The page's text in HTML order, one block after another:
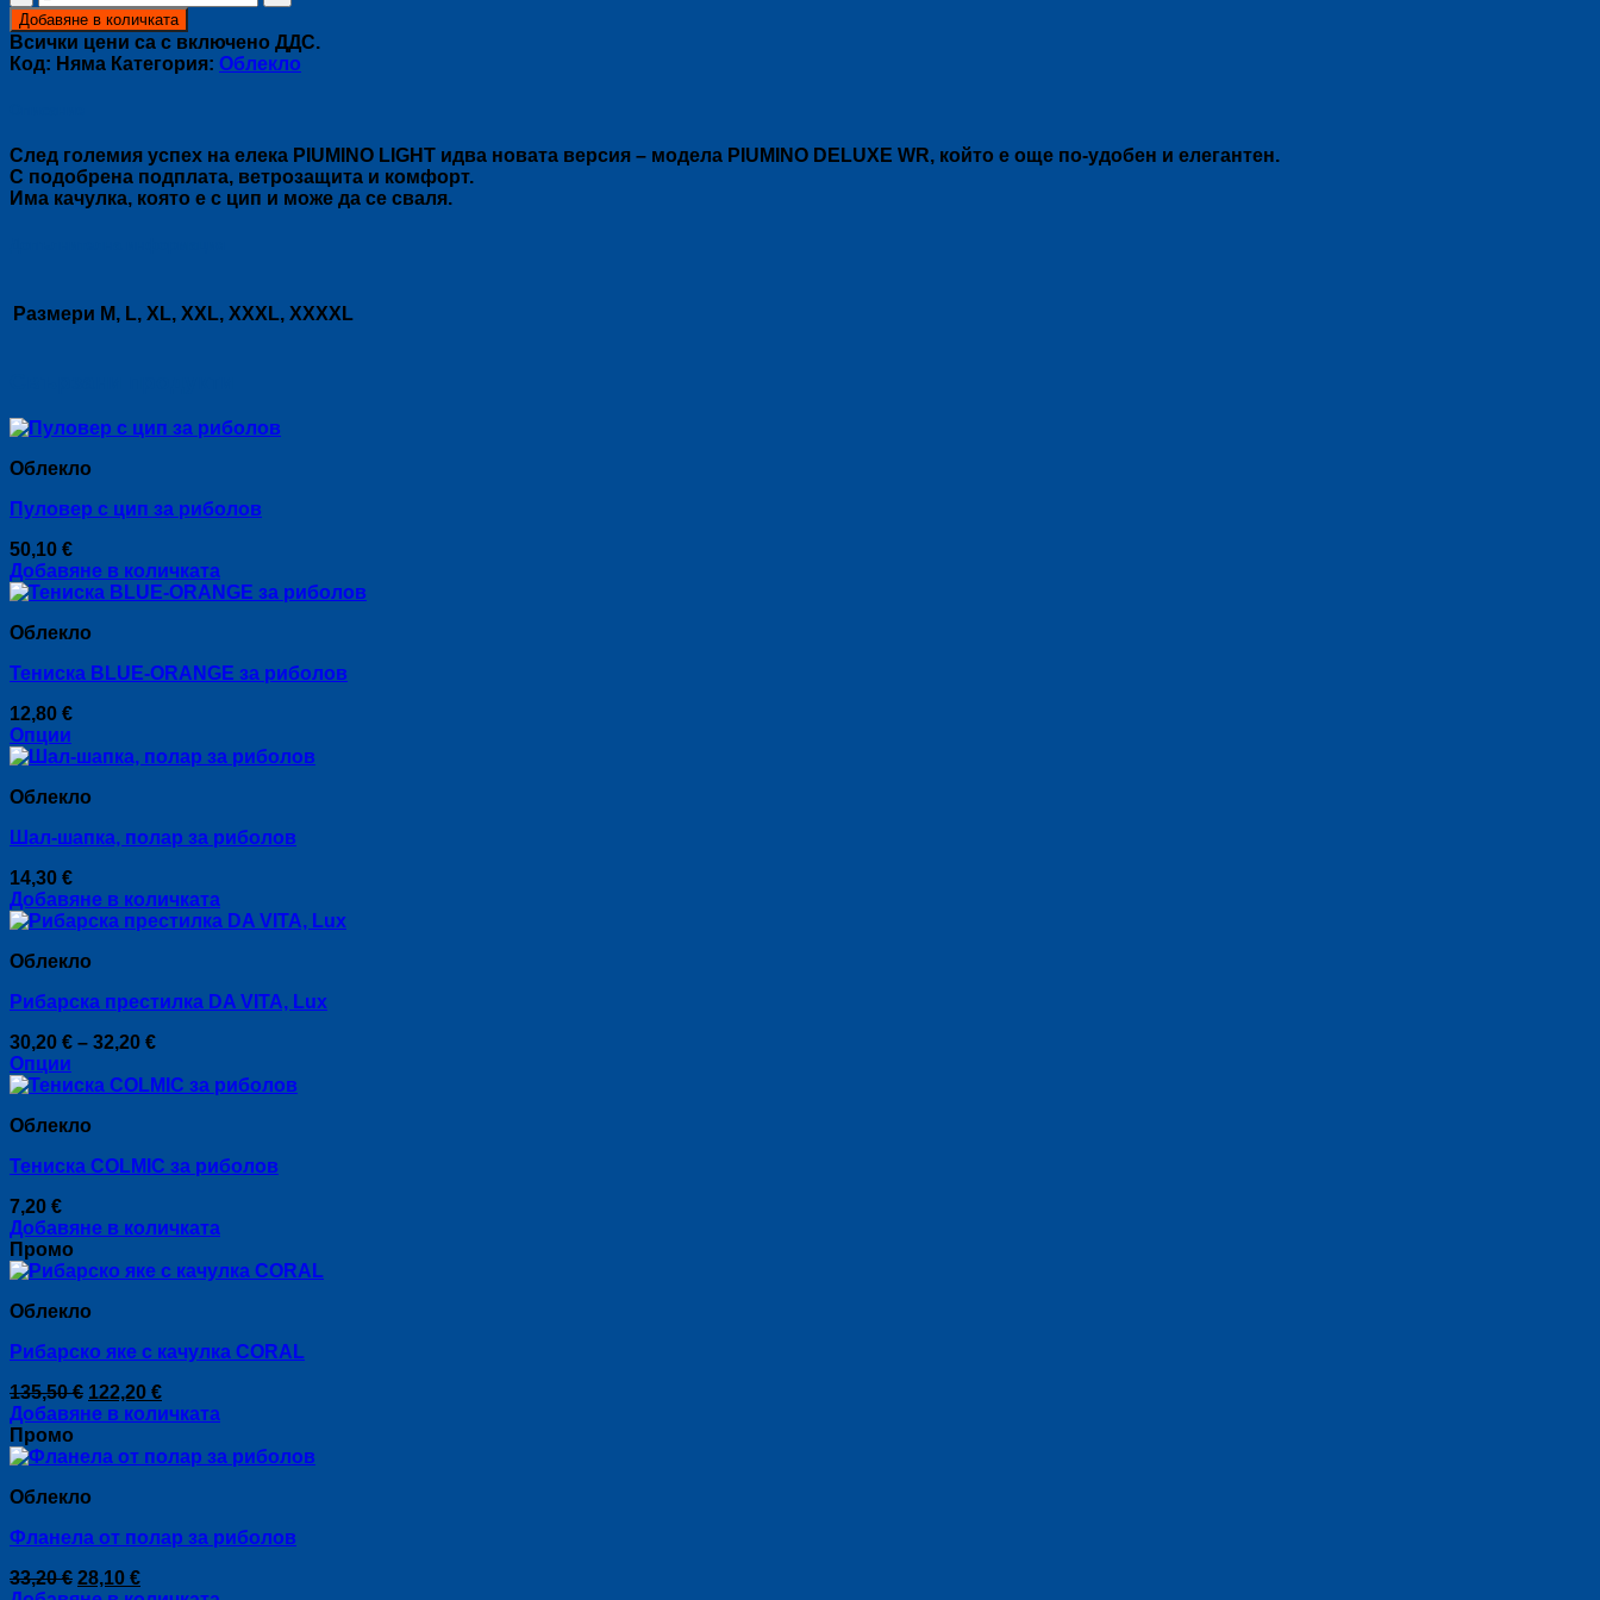
за
Рибарски
елек
PIUMINO
Добавяне в количката
Всички цени са с включено ДДС.
Код: Няма Категория: Облекло
След големия успех на елека PIUMINO LIGHT идва новата версия – модела PIUMINO DELUXE WR, който е още по-удобен и елегантен.
С подобрена подплата, ветрозащита и комфорт.
Има качулка, която е с цип и може да се сваля.
Размери M, L, XL, XXL, XXXL, XXXXL
Облекло
Пуловер с цип за риболов
50,10 €
Добавяне в количката
Облекло
Тениска BLUE-ORANGE за риболов
12,80 €
Опции
This
has
variants.
options
may
be
on
the
product
page
Облекло
Шал-шапка, полар за риболов
14,30 €
Добавяне в количката
Облекло
Рибарска престилка DA VITA, Lux
30,20 € – 32,20 €Price
30,20 €
Опции
This
has
variants.
options
may
be
chosen
the
product
page
Облекло
Тениска COLMIC за риболов
7,20 €
Добавяне в количката
Промо
Облекло
Рибарско яке с качулка CORAL
135,50€ Original
price
135,50 €.
122,20 €Текущата
цена
122,20 €.
Добавяне в количката
Промо
Облекло
Фланела от полар за риболов
33,20€ Original
28,10 €Текущата